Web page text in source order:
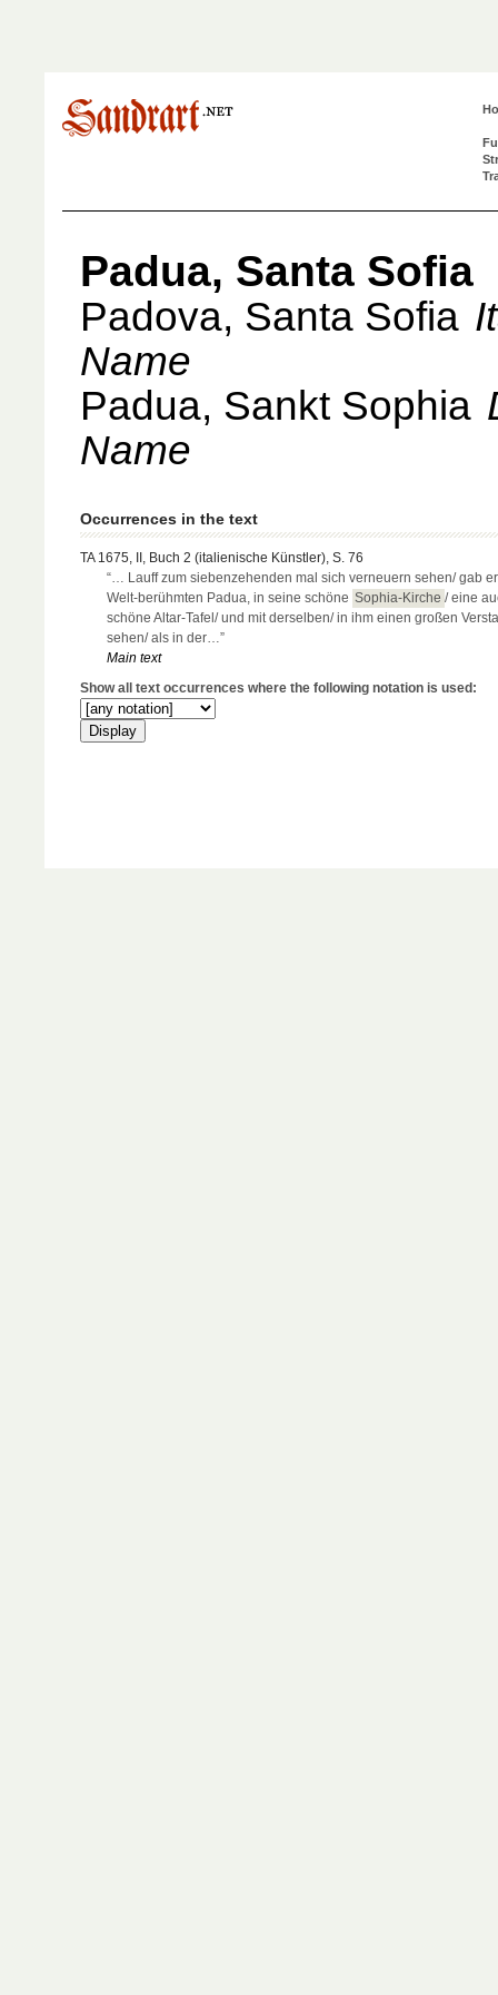
Padua, Santa Sofia
Padova, Santa Sofia
Name
Padua, Sankt Sophia
Name
Occurrences in the text
TA 1675, II, Buch 2 (italienische Künstler), S. 76
“… Lauff zum siebenzehenden mal sich verneuern sehen/ gab
Welt-berühmten Padua, in seine schöne Sophia-Kirche / eine
schöne Altar-Tafel/ und mit derselben/ in ihm einen großen
sehen/ als in der…”
Main text
Show all text occurrences where the following notation is used: